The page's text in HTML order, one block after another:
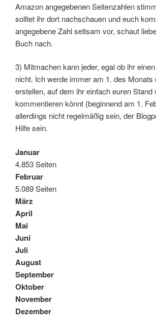
Amazon angegebenen Seitenzahlen
solltet ihr dort nachschauen und euch
angegebene Zahl seltsam vor, schaut
Buch nach.
3) Mitmachen kann jeder, egal ob ihr
nicht. Ich werde immer am 1. des Monats
erstellen, auf dem ihr einfach euren Stand
kommentieren könnt (beginnend am 1.
allerdings nicht regelmäßig sein, der
Hilfe sein.
Januar
4.853 Seiten
Februar
5.089 Seiten
März
April
Mai
Juni
Juli
August
September
Oktober
November
Dezember